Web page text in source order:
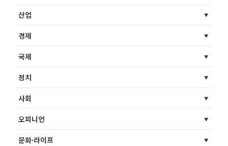
산업
경제
국제
정치
사회
오피니언
문화·라이프